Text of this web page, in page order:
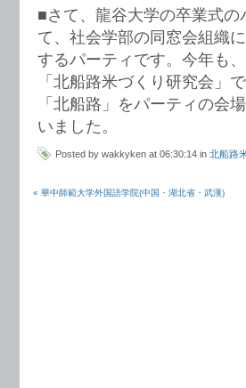
■さて、龍谷大学の卒業式
て、社会学部の同窓会組織
するパーティです。今年も
「北船路米づくり研究会」
「北船路」をパーティの会
いました。
Posted by wakkyken at 06:30:14 in 北船路
« 華中師範大学外国語学院(中国・湖北省・武漢)